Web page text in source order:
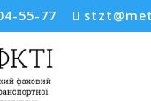
55-77